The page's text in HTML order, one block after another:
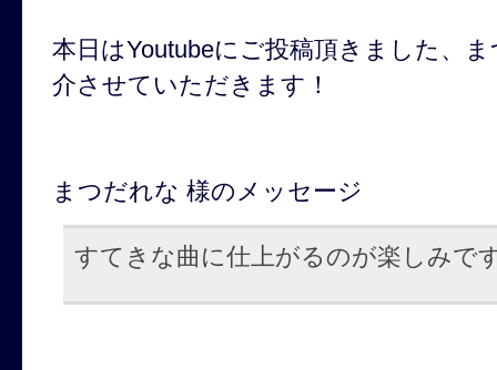
本日はYoutubeにご投稿頂きました、
介させていただきます！
まつだれな 様のメッセージ
すてきな曲に仕上がるのが楽しみで